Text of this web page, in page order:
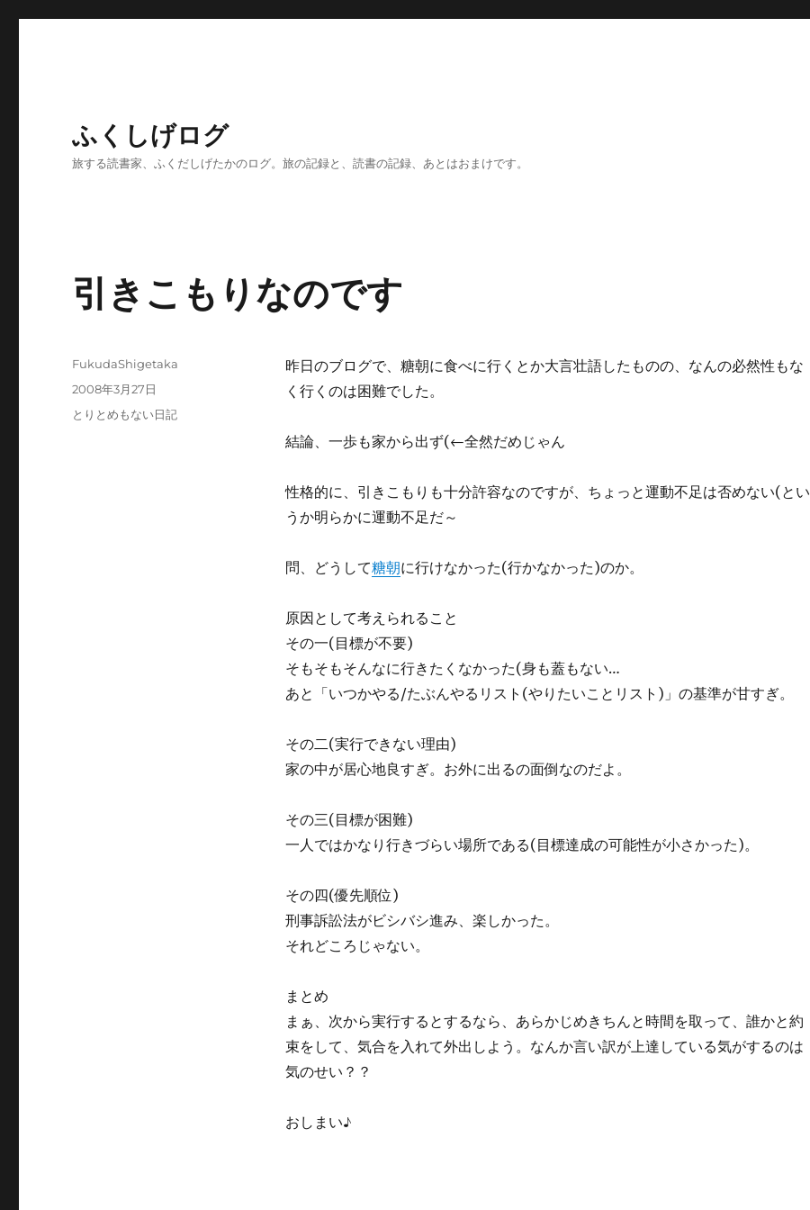
ふくしげログ
旅する読書家、ふくだしげたかのログ。旅の記録と、読書の記録、あとはおまけです。
引きこもりなのです
昨日のブログで、糖朝に食べに行くとか大言壮語したものの、なんの必然性もな
く行くのは困難でした。
結論、一歩も家から出ず(←全然だめじゃん
性格的に、引きこもりも十分許容なのですが、ちょっと運動不足は否めない(とい
うか明らかに運動不足だ～
問、どうして糖朝に行けなかった(行かなかった)のか。
原因として考えられること
その一(目標が不要)
そもそもそんなに行きたくなかった(身も蓋もない…
あと「いつかやる/たぶんやるリスト(やりたいことリスト)」の基準が甘すぎ。
その二(実行できない理由)
家の中が居心地良すぎ。お外に出るの面倒なのだよ。
その三(目標が困難)
一人ではかなり行きづらい場所である(目標達成の可能性が小さかった)。
その四(優先順位)
刑事訴訟法がビシバシ進み、楽しかった。
それどころじゃない。
まとめ
まぁ、次から実行するとするなら、あらかじめきちんと時間を取って、誰かと約
束をして、気合を入れて外出しよう。なんか言い訳が上達している気がするのは
気のせい？？
おしまい♪
投
FukudaShigetaka
投
2008年3月27日
カ
とりとめもない日記